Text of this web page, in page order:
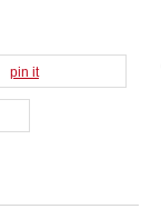
pin it